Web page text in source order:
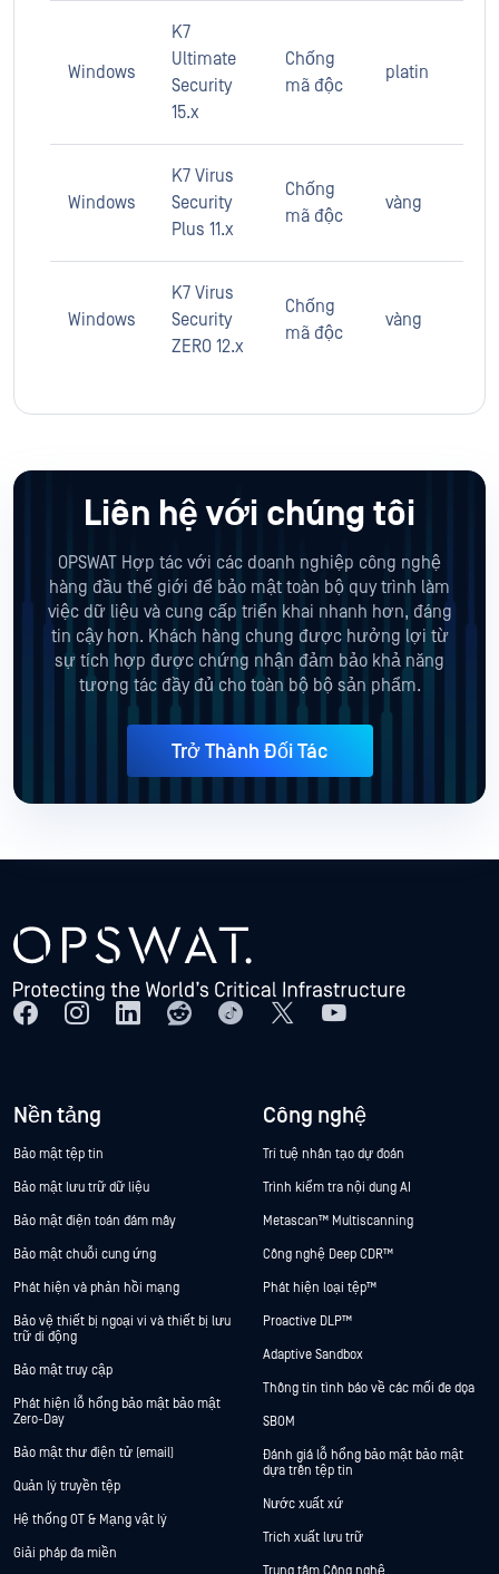
Windows
K7
Ultimate
Security
15.x
Chống
mã độc
platin
Windows
K7 Virus
Security
Plus 11.x
Chống
mã độc
vàng
Windows
K7 Virus
Security
ZERO 12.x
Chống
mã độc
vàng
Liên hệ với chúng tôi
OPSWAT Hợp tác với các doanh nghiệp công nghệ
hàng đầu thế giới để bảo mật toàn bộ quy trình làm
việc dữ liệu và cung cấp triển khai nhanh hơn, đáng
tin cậy hơn. Khách hàng chung được hưởng lợi từ
sự tích hợp được chứng nhận đảm bảo khả năng
tương tác đầy đủ cho toàn bộ bộ sản phẩm.
Trở Thành Đối Tác
Nền tảng
Bảo mật tệp tin
Bảo mật lưu trữ dữ liệu
Bảo mật điện toán đám mây
Bảo mật chuỗi cung ứng
Phát hiện và phản hồi mạng
Bảo vệ thiết bị ngoại vi và thiết bị lưu
trữ di động
Bảo mật truy cập
Phát hiện lỗ hổng bảo mật bảo mật
Zero-Day
Bảo mật thư điện tử (email)
Quản lý truyền tệp
Hệ thống OT & Mạng vật lý
Giải pháp đa miền
Công nghệ
Trí tuệ nhân tạo dự đoán
Trình kiểm tra nội dung AI
Metascan™ Multiscanning
Công nghệ Deep CDR™
Phát hiện loại tệp™
Proactive DLP™
Adaptive Sandbox
Thông tin tình báo về các mối đe dọa
SBOM
Đánh giá lỗ hổng bảo mật bảo mật
dựa trên tệp tin
Nước xuất xứ
Trích xuất lưu trữ